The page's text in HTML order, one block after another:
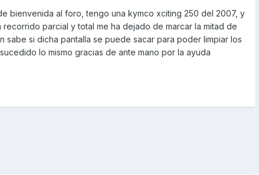
bienvenida al foro, tengo una kymco xciting 250 del 2007, y
parcial y total me ha dejado de marcar la mitad de
si dicha pantalla se puede sacar para poder limpiar los
lo mismo gracias de ante mano por la ayuda